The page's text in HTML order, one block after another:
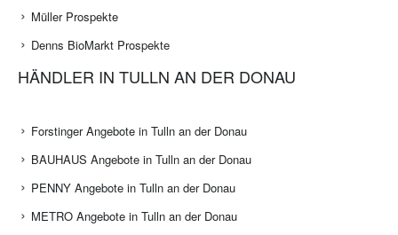
Müller Prospekte
Denns BioMarkt Prospekte
HÄNDLER IN TULLN AN DER DONAU
Forstinger Angebote in Tulln an der Donau
BAUHAUS Angebote in Tulln an der Donau
PENNY Angebote in Tulln an der Donau
METRO Angebote in Tulln an der Donau